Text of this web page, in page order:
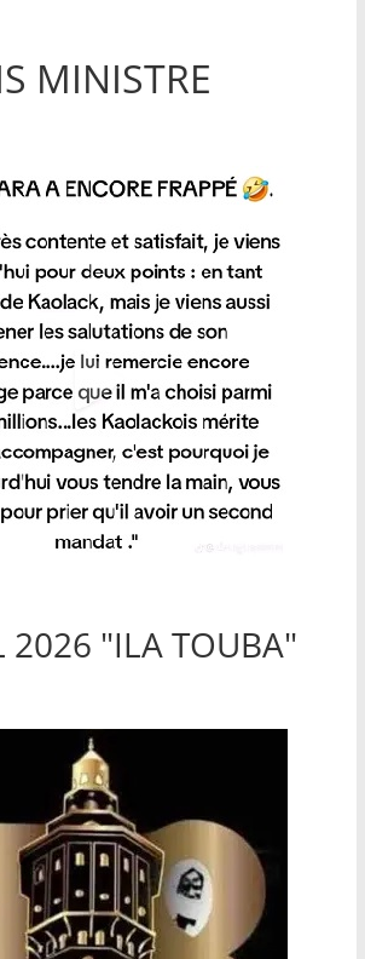
MINISTRE
2026 "ILA TOUBA"